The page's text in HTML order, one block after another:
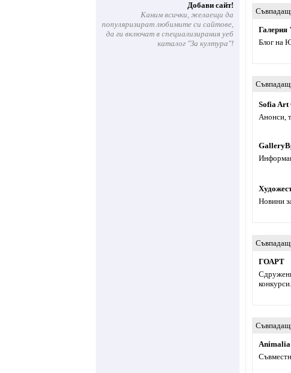
Добави сайт!
Каним всички, желаещи да
популяризират любимите си сайтове,
да ги включат в специализирания уеб
каталог "За култура"!
Блог на
Sofia Art
Анонси,
Новини
ГОАРТ
конкурси.
Animaliа